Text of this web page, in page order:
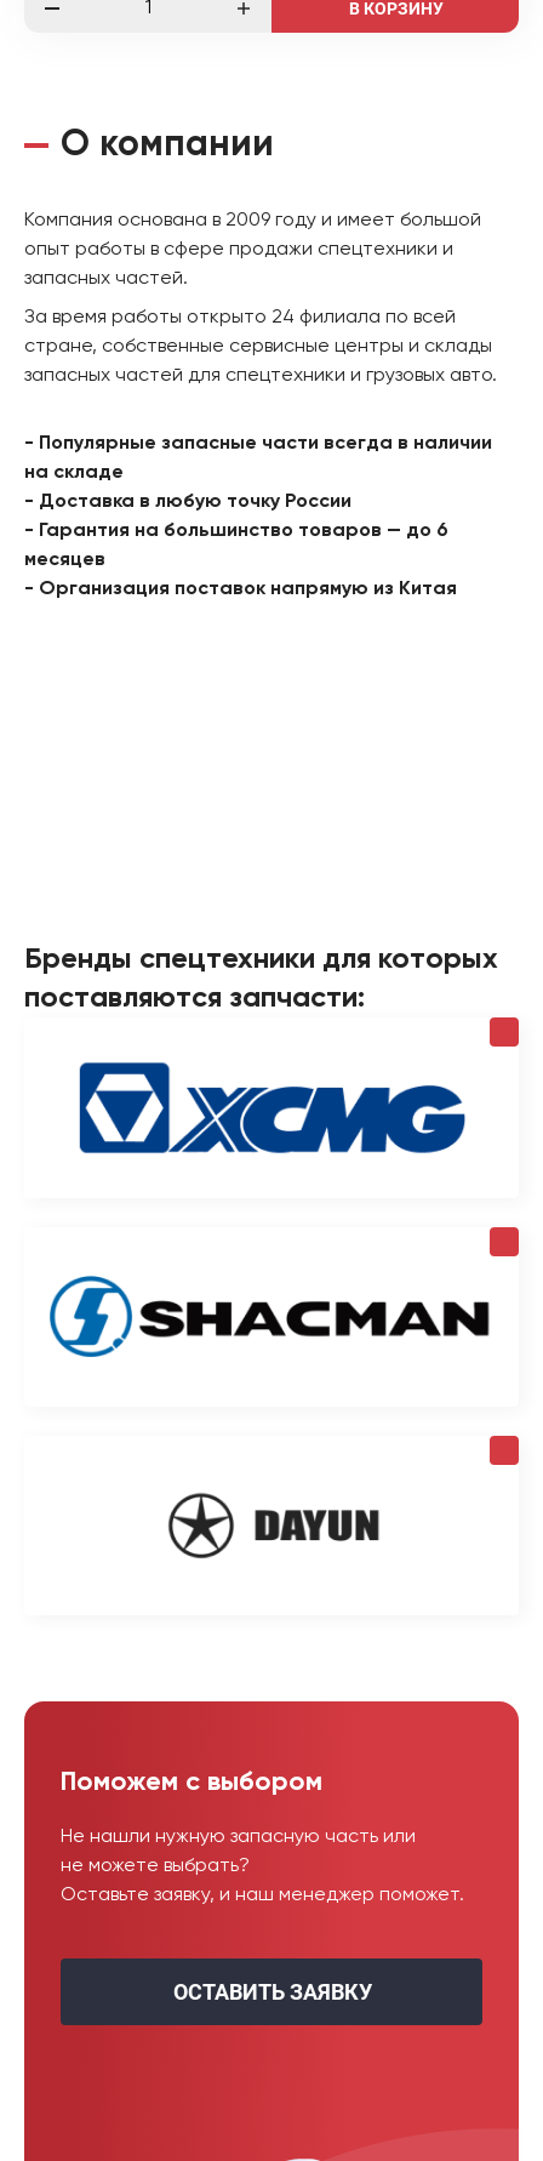
В КОРЗИНУ
О компании
Компания основана в 2009 году и имеет большой
опыт работы в сфере продажи спецтехники и
запасных частей.
За время работы открыто 24 филиала по всей
стране, собственные сервисные центры и склады
запасных частей для спецтехники и грузовых авто.
- Популярные запасные части всегда в наличии
на складе
- Доставка в любую точку России
- Гарантия на большинство товаров — до 6
месяцев
- Организация поставок напрямую из Китая
Бренды спецтехники для которых
поставляются запчасти:
Поможем с выбором
Не нашли нужную запасную часть или
не можете выбрать?
Оставьте заявку, и наш менеджер поможет.
ОСТАВИТЬ ЗАЯВКУ